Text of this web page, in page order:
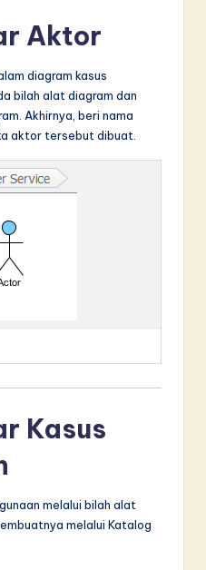
Aktor
diagram kasus
bilah alat diagram dan
Akhirnya, beri nama
aktor tersebut dibuat.
Kasus
melalui bilah alat
melalui Katalog